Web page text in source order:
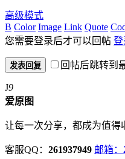
高级模式
B Color Image Link Quote
您需要登录后才可以回帖 登
发表回复 回帖后跳转到
J9
爱原图
让每一次分享，都成为值得
客服QQ： 261937949 邮箱：